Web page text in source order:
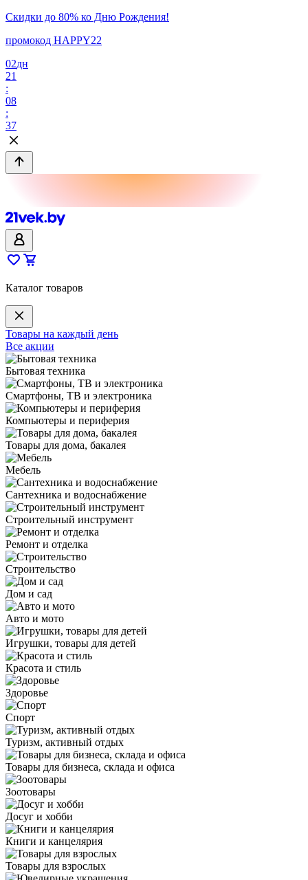
Скидки до 80% ко Дню Рождения!
промокод HAPPY22
02дн
21
:
08
:
37
Каталог товаров
Товары на каждый день
Все акции
Бытовая техника
Смартфоны, ТВ и электроника
Компьютеры и периферия
Товары для дома, бакалея
Мебель
Сантехника и водоснабжение
Строительный инструмент
Ремонт и отделка
Строительство
Дом и сад
Авто и мото
Игрушки, товары для детей
Красота и стиль
Здоровье
Спорт
Туризм, активный отдых
Товары для бизнеса, склада и офиса
Зоотовары
Досуг и хобби
Книги и канцелярия
Товары для взрослых